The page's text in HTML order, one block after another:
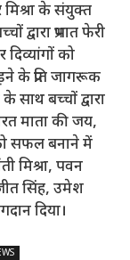
मिश्रा के संयुक्त
प्रभात फेरी
को
के प्रति जागरूक
साथ बच्चों द्वारा
माता की जय,
सफल बनाने में
मिश्रा, पवन
सिंह, उमेश
दिया।